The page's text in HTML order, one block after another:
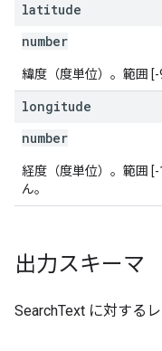
latitude
number
緯度（度単位）。範囲 [-
longitude
number
経度（度単位）。範囲
ん。
出力スキーマ
SearchText に対する